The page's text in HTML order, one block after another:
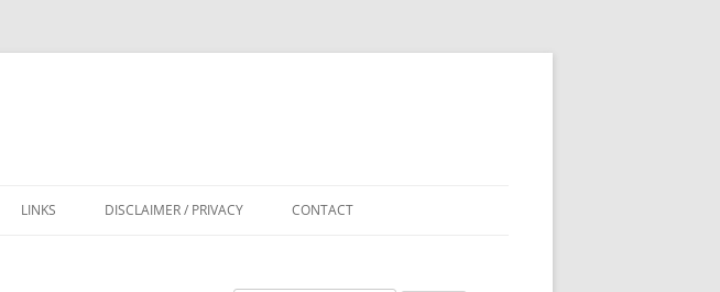
LINKS DISCLAIMER / PRIVACY CONTACT